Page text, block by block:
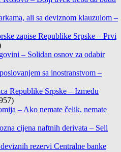
ali sa deviznom klauzulom –
zapise Republike Srpske – Prvi
– Solidan osnov za odabir
sa inostranstvom –
Republike Srpske – Između
– Ako nemate čelik, nemate
cijena naftnih derivata – Sell
rezervi Centralne banke